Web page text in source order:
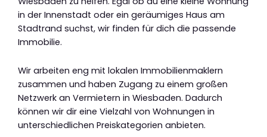
in der Innenstadt oder ein geräumiges Haus am
Stadtrand suchst, wir finden für dich die passende
Immobilie.
Wir arbeiten eng mit lokalen Immobilienmaklern
zusammen und haben Zugang zu einem großen
Netzwerk an Vermietern in Wiesbaden. Dadurch
können wir dir eine Vielzahl von Wohnungen in
unterschiedlichen Preiskategorien anbieten.